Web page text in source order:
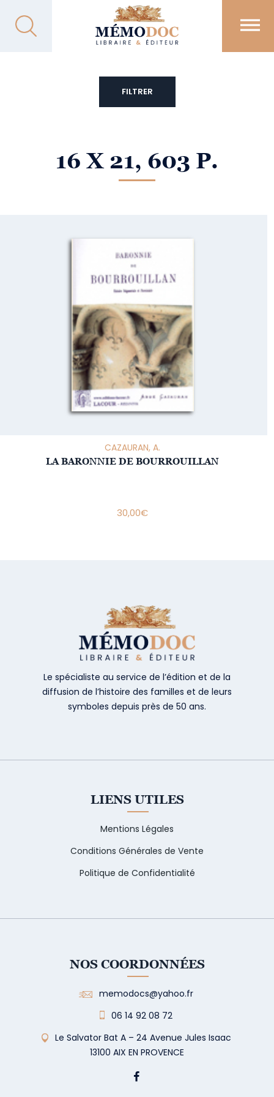
16 X 21, 603 P.
CAZAURAN, A.
LA BARONNIE DE BOURROUILLAN
30,00€
FILTRER
Le spécialiste au service de l’édition et de la
diffusion de l’histoire des familles et de leurs
symboles depuis près de 50 ans.
LIENS UTILES
Mentions Légales
Conditions Générales de Vente
Politique de Confidentialité
NOS COORDONNÉES
memodocs@yahoo.fr
06 14 92 08 72
Le Salvator Bat A – 24 Avenue Jules Isaac
13100 AIX EN PROVENCE